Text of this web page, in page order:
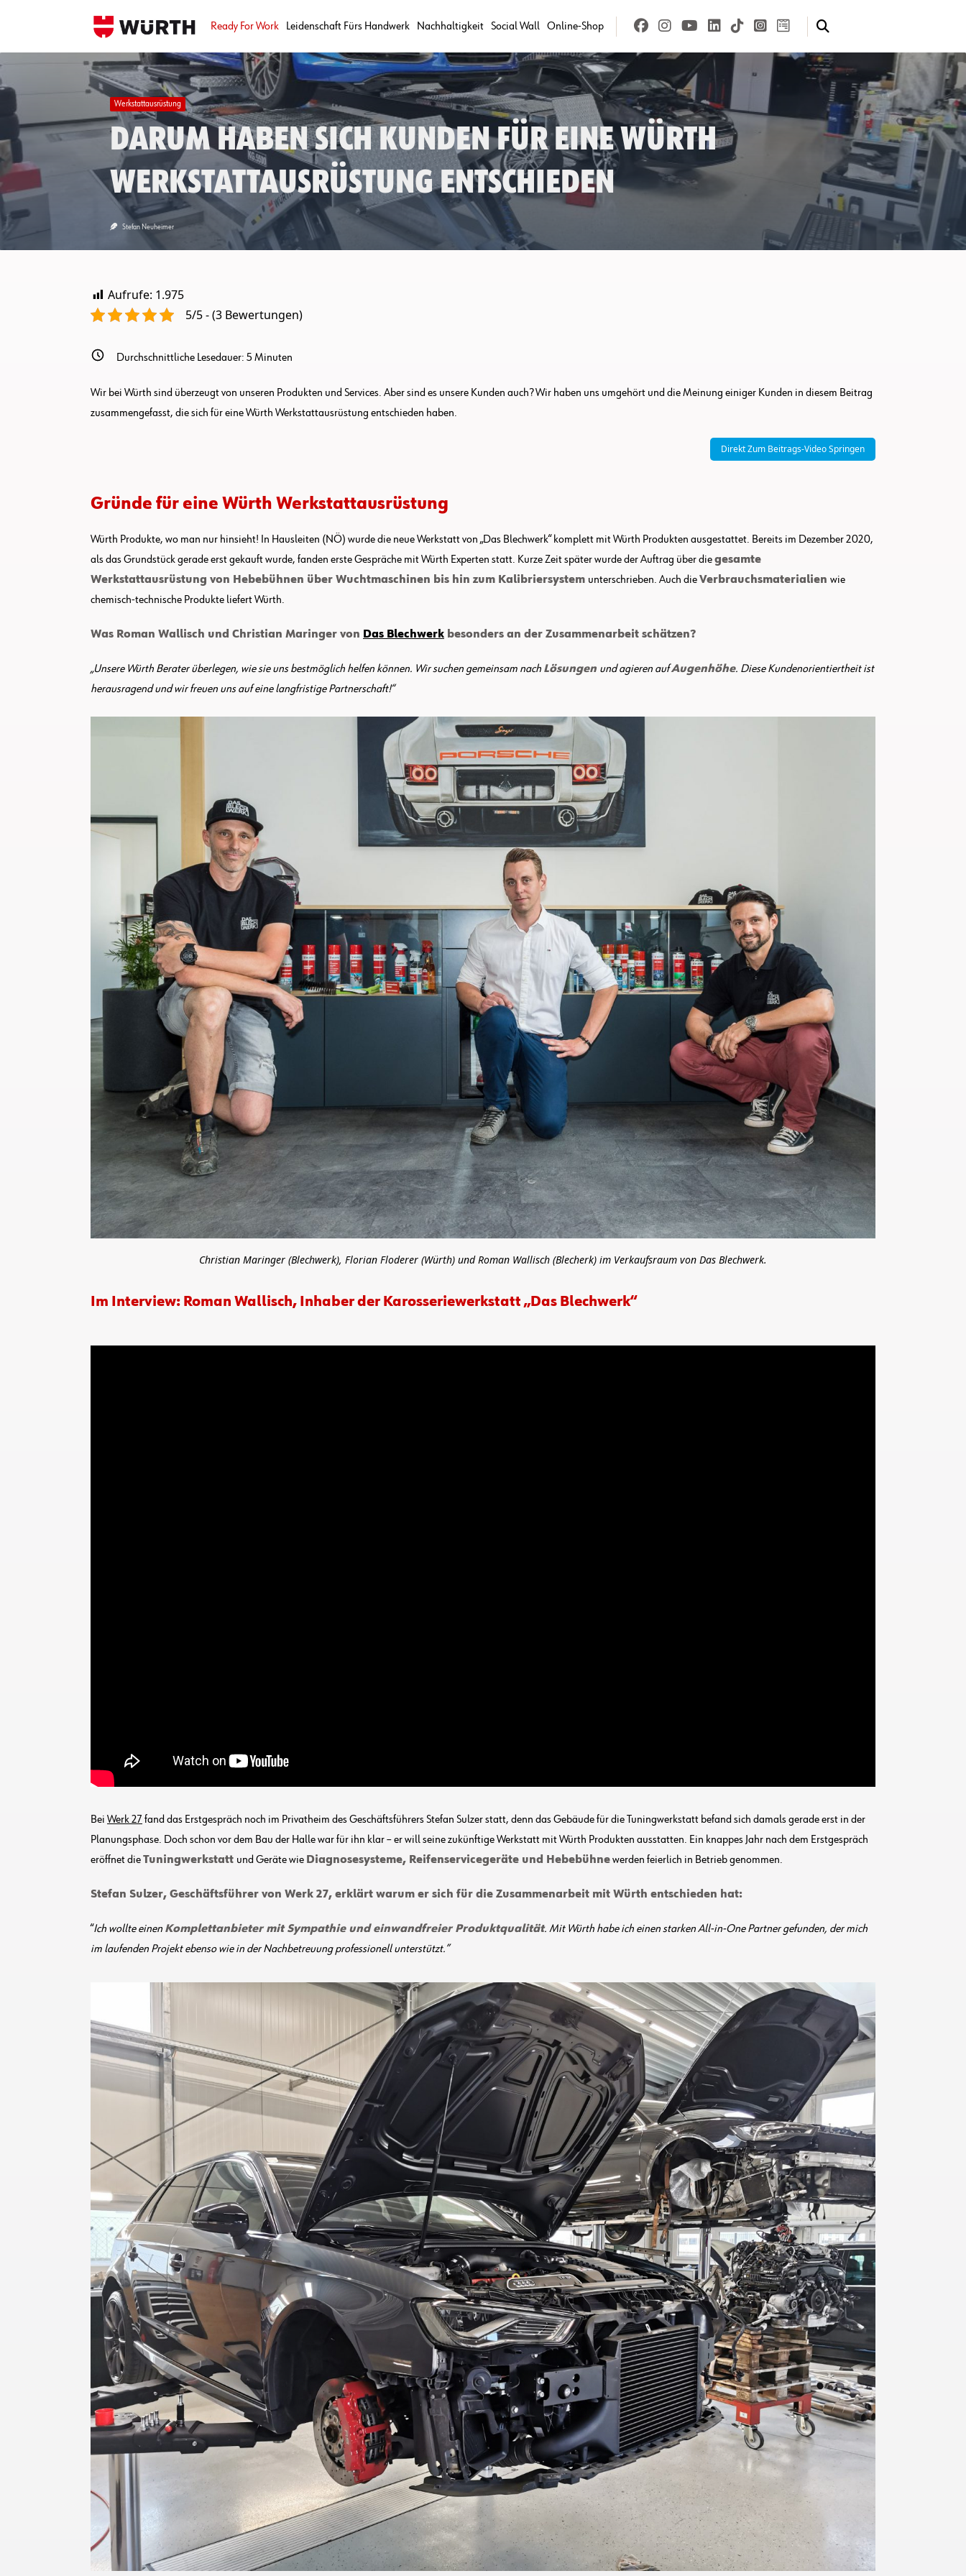
Ready For Work Leidenschaft Fürs Handwerk Nachhaltigkeit Social Wall Online-Shop
Werkstattausrüstung
Darum haben sich Kunden für eine Würth
Werkstattausrüstung entschieden
Stefan Neuheimer
Aufrufe: 1.975
5/5 - (3 Bewertungen)
Durchschnittliche Lesedauer: 5Minuten
Wir bei Würth sind überzeugt von unseren Produkten und Services. Aber sind es unsere Kunden auch? Wir haben uns umgehört und die Meinung einiger Kunden in diesem Beitrag
zusammengefasst, die sich für eine Würth Werkstattausrüstung entschieden haben.
Direkt Zum Beitrags-Video Springen
Gründe für eine Würth Werkstattausrüstung
Würth Produkte, wo man nur hinsieht! In Hausleiten (NÖ) wurde die neue Werkstatt von „Das Blechwerk“ komplett mit Würth Produkten ausgestattet. Bereits im Dezember 2020,
als das Grundstück gerade erst gekauft wurde, fanden erste Gespräche mit Würth Experten statt. Kurze Zeit später wurde der Auftrag über diegesamte
Werkstattausrüstung von Hebebühnen über Wuchtmaschinen bis hin zum Kalibriersystem unterschrieben. Auch dieVerbrauchsmaterialien wie
chemisch-technische Produkte liefert Würth.
Was Roman Wallisch und Christian Maringer von Das Blechwerk besonders an der Zusammenarbeit schätzen?
„Unsere Würth Berater überlegen, wie sie uns bestmöglich helfen können. Wir suchen gemeinsam nach Lösungen und agieren aufAugenhöhe. Diese Kundenorientiertheit ist
herausragend und wir freuen uns auf eine langfristige Partnerschaft!“
Christian Maringer (Blechwerk), Florian Floderer (Würth) und Roman Wallisch (Blecherk) im Verkaufsraum von Das Blechwerk.
Im Interview: Roman Wallisch, Inhaber der Karosseriewerkstatt „Das Blechwerk“
Bei Werk 27 fand das Erstgespräch noch im Privatheim des Geschäftsführers Stefan Sulzer statt, denn das Gebäude für die Tuningwerkstatt befand sich damals gerade erst in der
Planungsphase. Doch schon vor dem Bau der Halle war für ihn klar – er will seine zukünftige Werkstatt mit Würth Produkten ausstatten. Ein knappes Jahr nach dem Erstgespräch
eröffnet dieTuningwerkstatt und Geräte wie Diagnosesysteme, Reifenservicegeräte und Hebebühnewerden feierlich in Betrieb genommen.
Stefan Sulzer, Geschäftsführer von Werk 27, erklärt warum er sich für die Zusammenarbeit mit Würth entschieden hat:
“Ich wollte einen Komplettanbieter mit Sympathie und einwandfreier Produktqualität. Mit Würth habe ich einen starken All-in-One Partner gefunden, der mich
im laufenden Projekt ebenso wie in der Nachbetreuung professionell unterstützt.”